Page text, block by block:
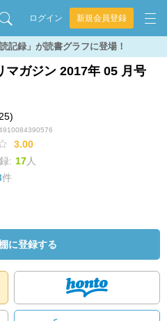
ログイン 新規会員登録
記録」が読書グラフに登場！
マガジン 2017年 05 月号
3.00
: 17人
件
に登録する